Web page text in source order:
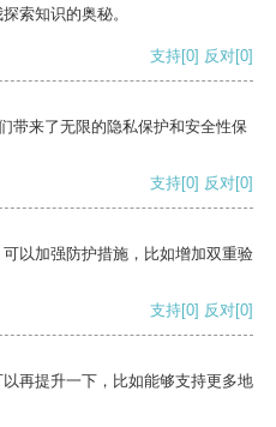
索知识的奥秘。
支持[0] 反对[0]
带来了无限的隐私保护和安全性保
支持[0] 反对[0]
以加强防护措施，比如增加双重验
支持[0] 反对[0]
再提升一下，比如能够支持更多地